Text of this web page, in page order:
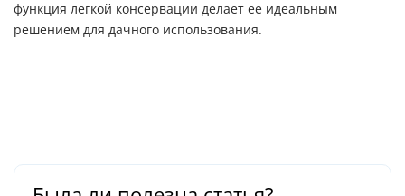
функция легкой консервации делает ее идеальным
решением для дачного использования.